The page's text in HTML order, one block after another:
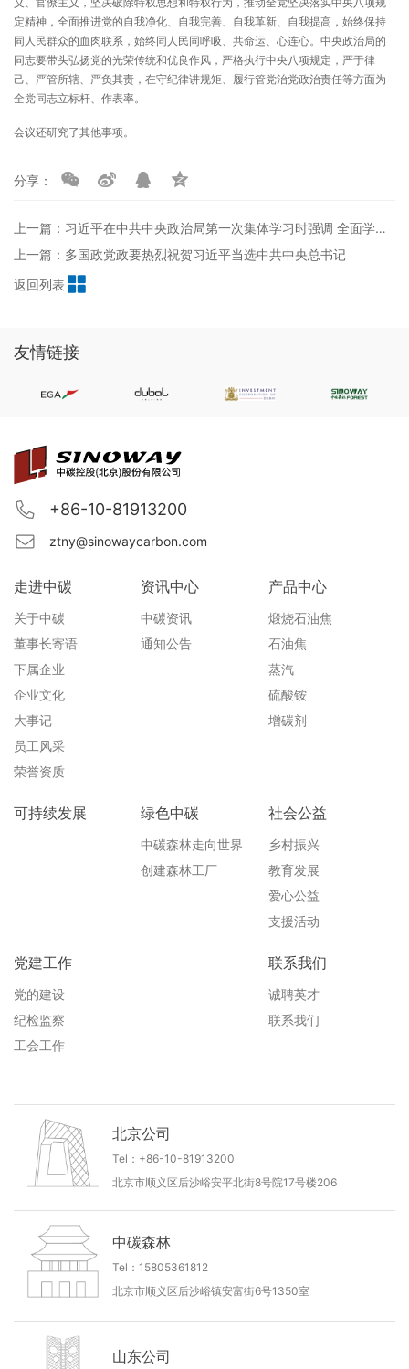
定精神，全面推进党的自我净化、自我完善、自我革新、自我提高，始终保持
同人民群众的血肉联系，始终同人民同呼吸、共命运、心连心。中央政治局的
同志要带头弘扬党的光荣传统和优良作风，严格执行中央八项规定，严于律
己、严管所辖、严负其责，在守纪律讲规矩、履行管党治党政治责任等方面为
全党同志立标杆、作表率。
会议还研究了其他事项。
分享：
上一篇：习近平在中共中央政治局第一次集体学习时强调 全面学习把握落实党的二十大精神 奋力夺取全面建设社会主义现代化国家新胜利
返回列表
上一篇：多国政党政要热烈祝贺习近平当选中共中央总书记
友情链接
走进中碳
关于中碳
董事长寄语
下属企业
企业文化
大事记
员工风采
荣誉资质
资讯中心
中碳资讯
通知公告
产品中心
煅烧石油焦
石油焦
蒸汽
硫酸铵
增碳剂
可持续发展 绿色中碳
中碳森林走向世界
创建森林工厂
社会公益
乡村振兴
教育发展
爱心公益
支援活动
党建工作
党的建设
纪检监察
工会工作
联系我们
诚聘英才
联系我们
+86-10-81913200
ztny@sinowaycarbon.com
北京公司
Tel：+86-10-81913200
北京市顺义区后沙峪安平北街8号院17号楼206
中碳森林
Tel：15805361812
北京市顺义区后沙峪镇安富街6号1350室
山东公司